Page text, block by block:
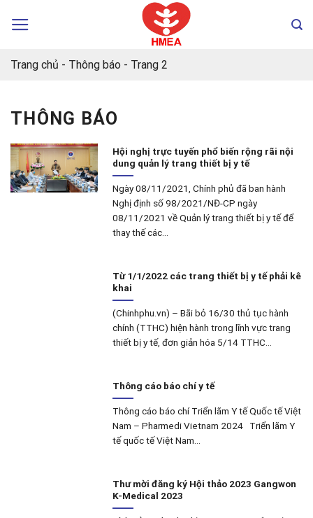
đến
dungTrang chủ - Thông báo - Trang 2
THÔNG BÁO
Hội nghị trực tuyến phổ biến rộng rãi nội
dung quản lý trang thiết bị y tế
Ngày 08/11/2021, Chính phủ đã ban hành
Nghị định số 98/2021/NĐ-CP ngày
08/11/2021 về Quản lý trang thiết bị y tế để
thay thế các...
Từ 1/1/2022 các trang thiết bị y tế phải kê
khai
(Chinhphu.vn) – Bãi bỏ 16/30 thủ tục hành
chính (TTHC) hiện hành trong lĩnh vực trang
thiết bị y tế, đơn giản hóa 5/14 TTHC...
Thông cáo báo chí y tế
Thông cáo báo chí Triển lãm Y tế Quốc tế Việt
Nam – Pharmedi Vietnam 2024 Triển lãm Y
tế quốc tế Việt Nam...
Thư mời đăng ký Hội thảo 2023 Gangwon
K-Medical 2023